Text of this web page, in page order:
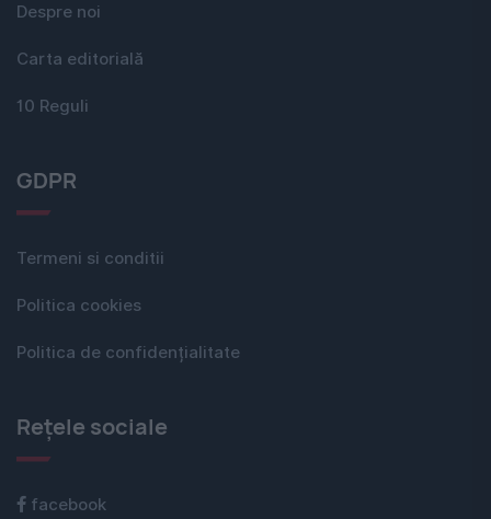
Despre noi
Carta editorială
10 Reguli
GDPR
Termeni si conditii
Politica cookies
Politica de confidențialitate
Rețele sociale
facebook